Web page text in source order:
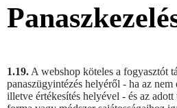
1.19. A webshop köteles a fogyasztót
panaszügyintézés helyéről - ha az
illetve értékesítés helyével - és az